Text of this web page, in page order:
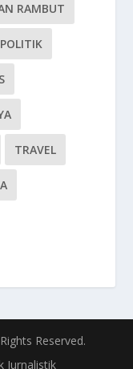
RAMBUT
POLITIK
TRAVEL
Reserved.
Jurnalistik